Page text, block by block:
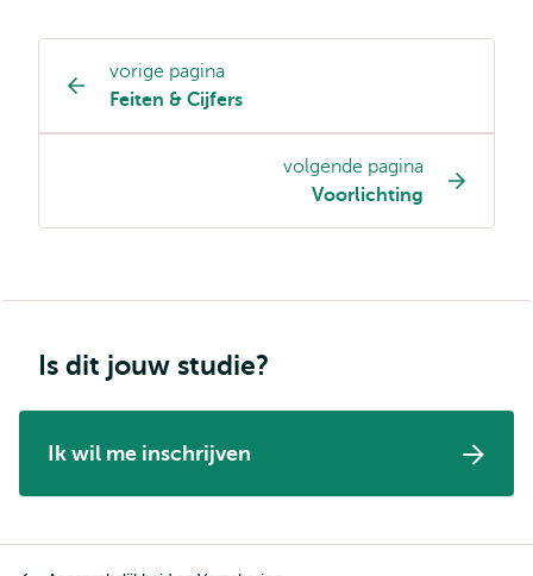
Opleiding
pagina
navigatie
vorige pagina
Feiten & Cijfers
volgende pagina
Voorlichting
Is dit jouw studie?
Ik wil me inschrijven